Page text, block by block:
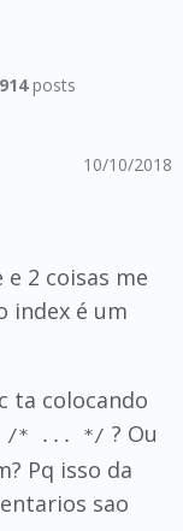
914posts
10/10/2018
2 coisas me
index é um
ta colocando
/* ... */ ? Ou
Pq isso da
sao